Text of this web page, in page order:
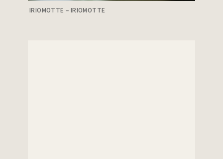
IRIOMOTTE – IRIOMOTTE